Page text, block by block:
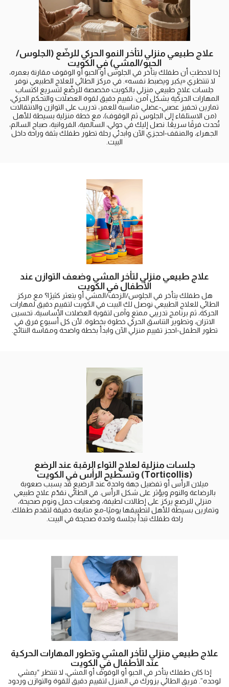
علاج طبيعي منزلي لتأخر النمو الحركي للرضّع (الجلوس/
الحبو/المشي) في الكويت
إذا لاحظتِ أن طفلك يتأخر في الجلوس أو الحبو أو الوقوف مقارنة بعمره،
لا تنتظري «يكبر ويضبط نفسه». في مركز الطائي للعلاج الطبيعي نوفر
جلسات علاج طبيعي منزلي بالكويت مخصصة للرضّع لتسريع اكتساب
المهارات الحركية بشكل آمن: تقييم دقيق لقوة العضلات والتحكم الحركي،
تمارين تحفيز عصبي‑عضلي مناسبة للعمر، تدريب على التوازن والانتقالات
(من الاستلقاء إلى الجلوس ثم الوقوف)، مع خطة منزلية بسيطة للأهل
تُحدث فرقًا سريعًا. نصل إليك في حولي، السالمية، الفروانية، صباح السالم،
الجهراء، والمنقف-احجزي الآن وابدئي رحلة تطور طفلك بثقة وراحة داخل
البيت.
علاج طبيعي منزلي لتأخر المشي وضعف التوازن عند
الأطفال في الكويت
هل طفلك يتأخر في الجلوس/الزحف/المشي أو يتعثر كثيرًا؟ مع مركز
الطائي للعلاج الطبيعي نوصل لك البيت في الكويت لتقييم دقيق لمهارات
الحركة، ثم برنامج تدريبي ممتع وآمن لتقوية العضلات الأساسية، تحسين
الاتزان، وتطوير التناسق الحركي خطوة بخطوة. لأن كل أسبوع فرق في
تطور الطفل-احجز تقييم منزلي الآن وابدأ بخطة واضحة ومقاسة النتائج.
جلسات منزلية لعلاج التواء الرقبة عند الرضع
(Torticollis) وتسطيح الرأس في الكويت
ميلان الرأس أو تفضيل جهة واحدة عند الرضيع قد يسبب صعوبة
بالرضاعة والنوم ويؤثر على شكل الرأس. في الطائي نقدّم علاج طبيعي
منزلي للرضع يركز على إطالات لطيفة، وضعيات حمل ونوم صحيحة،
وتمارين بسيطة للأهل لتطبيقها يوميًا-مع متابعة دقيقة لتقدم طفلك.
راحة طفلك تبدأ بجلسة واحدة صحيحة في البيت.
علاج طبيعي منزلي لتأخر المشي وتطور المهارات الحركية
عند الأطفال في الكويت
إذا كان طفلك يتأخر في الحبو أو الوقوف أو المشي، لا تنتظر “يمشي
لوحده”. فريق الطائي يزورك في المنزل لتقييم دقيق للقوة والتوازن وردود